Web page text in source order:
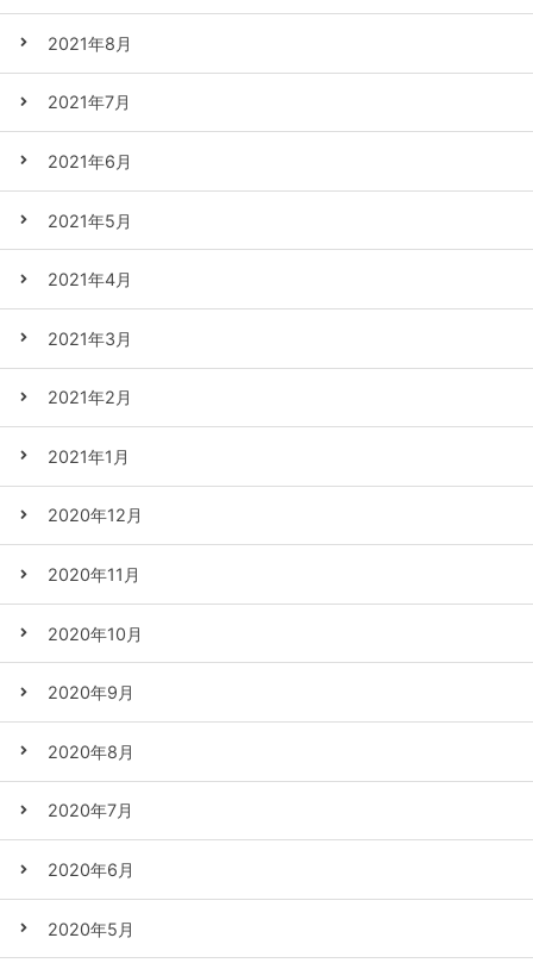
2021年8月
2021年7月
2021年6月
2021年5月
2021年4月
2021年3月
2021年2月
2021年1月
2020年12月
2020年11月
2020年10月
2020年9月
2020年8月
2020年7月
2020年6月
2020年5月